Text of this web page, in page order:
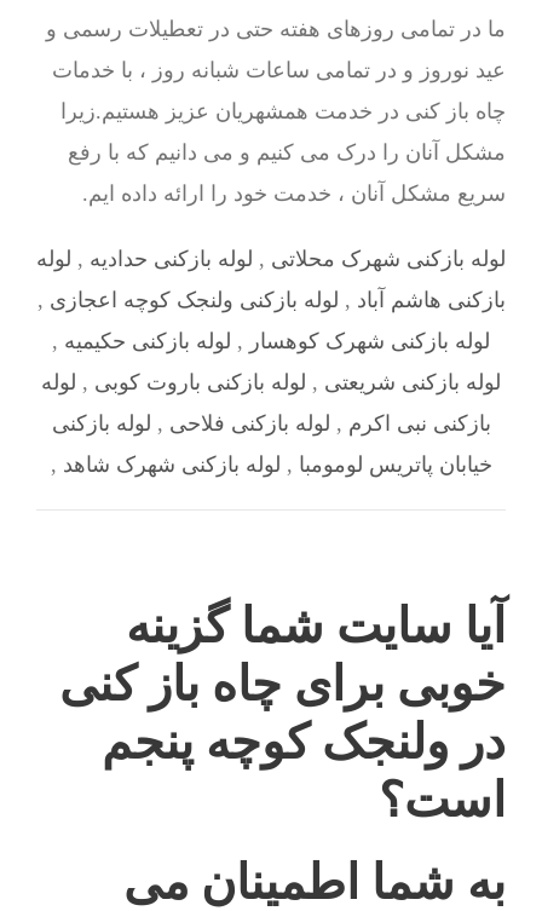
ما در تمامی روزهای هفته حتی در تعطیلات رسمی و
عید نوروز و در تمامی ساعات شبانه روز ، با خدمات
چاه باز کنی در خدمت همشهریان عزیز هستیم.زیرا
مشکل آنان را درک می کنیم و می دانیم که با رفع
سریع مشکل آنان ، خدمت خود را ارائه داده ایم.
لوله بازکنی شهرک محلاتی , لوله بازکنی حدادیه , لوله
بازکنی هاشم آباد , لوله بازکنی ولنجک کوچه اعجازی ,
لوله بازکنی شهرک کوهسار , لوله بازکنی حکیمیه ,
لوله بازکنی شریعتی , لوله بازکنی باروت کوبی , لوله
بازکنی نبی اکرم , لوله بازکنی فلاحی , لوله بازکنی
خیابان پاتریس لومومبا , لوله بازکنی شهرک شاهد ,
آیا سایت شما گزینه
خوبی برای چاه باز کنی
در ولنجک کوچه پنجم
است؟
به شما اطمینان می